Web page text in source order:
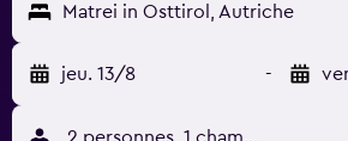
Matrei in Osttirol, Autriche
jeu. 13/8 -